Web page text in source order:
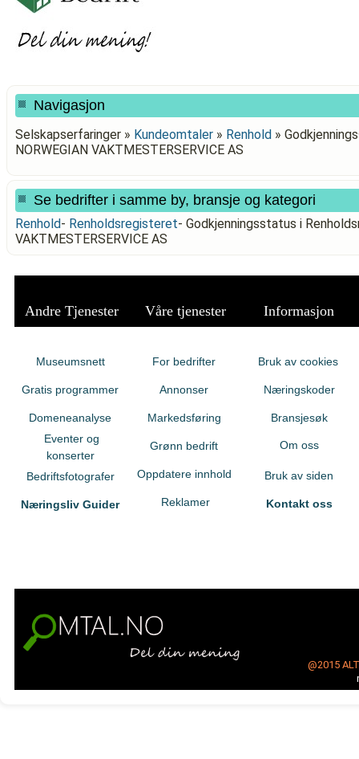
Navigasjon
Selskapserfaringer » Kundeomtaler » Renhold »
NORWEGIAN VAKTMESTERSERVICE AS
Se bedrifter i samme by, bransje og kategori
Renhold- Renholdsregisteret- Godkjenningsstatus i
VAKTMESTERSERVICE AS
Andre Tjenester Våre tjenester Informasjon
Museumsnett
Gratis programmer
Domeneanalyse
Eventer og
konserter
Bedriftsfotografer
Næringsliv Guider
For bedrifter
Annonser
Markedsføring
Grønn bedrift
Oppdatere innhold
Reklamer
Bruk av cookies
Næringskoder
Bransjesøk
Om oss
Bruk av siden
Kontakt oss
@2015